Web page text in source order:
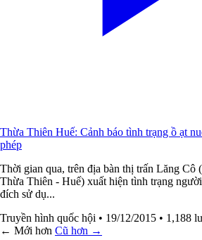
Thừa Thiên Huế: Cảnh báo tình trạng ồ ạt
phép
Thời gian qua, trên địa bàn thị trấn Lăng Cô
Thừa Thiên - Huế) xuất hiện tình trạng
đích sử dụ...
Truyền hình quốc hội • 19/12/2015 • 1,188
← Mới hơn Cũ hơn →